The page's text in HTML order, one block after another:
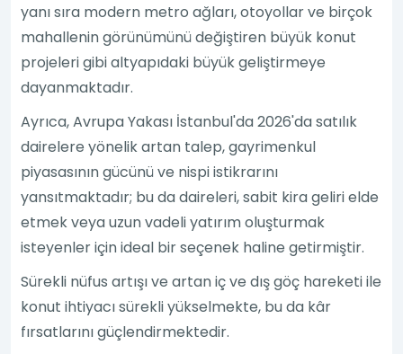
yanı sıra modern metro ağları, otoyollar ve birçok
mahallenin görünümünü değiştiren büyük konut
projeleri gibi altyapıdaki büyük geliştirmeye
dayanmaktadır.
Ayrıca, Avrupa Yakası İstanbul'da 2026'da satılık
dairelere yönelik artan talep, gayrimenkul
piyasasının gücünü ve nispi istikrarını
yansıtmaktadır; bu da daireleri, sabit kira geliri elde
etmek veya uzun vadeli yatırım oluşturmak
isteyenler için ideal bir seçenek haline getirmiştir.
Sürekli nüfus artışı ve artan iç ve dış göç hareketi ile
konut ihtiyacı sürekli yükselmekte, bu da kâr
fırsatlarını güçlendirmektedir.